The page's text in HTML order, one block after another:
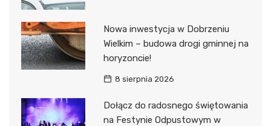
Nowa inwestycja w Dobrzeniu
Wielkim – budowa drogi gminnej na
horyzoncie!
8 sierpnia 2026
Dołącz do radosnego świętowania
na Festynie Odpustowym w